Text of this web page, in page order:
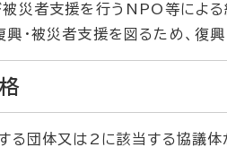
災者支援を行うNPO等による
・被災者支援を図るため、復
る団体又は2に該当する協議体